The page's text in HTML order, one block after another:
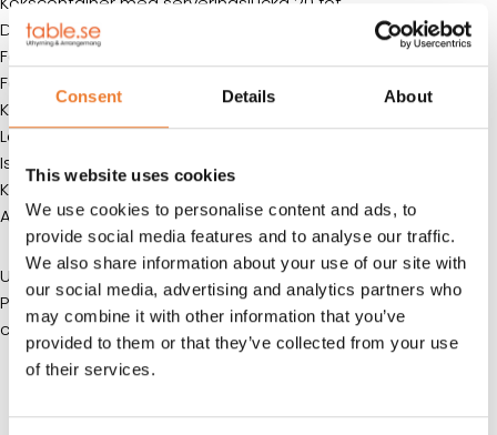
Consent Details About
This website uses cookies
We use cookies to personalise content and ads, to
provide social media features and to analyse our traffic.
We also share information about your use of our site with
our social media, advertising and analytics partners who
may combine it with other information that you’ve
provided to them or that they’ve collected from your use
of their services.
Diskcontainer 20 fot
Förråd 20 fot
Förråd 10 fot
Kyl 10 fot
Lösa frysskåp 2 st
Ismaskin
Komplett uteservering
All teknisk inredning i barer
UPPDRAGSGIVARE: privatperson
PARTNERS: Riksbyggen i samarbete med Melkerssons
catering